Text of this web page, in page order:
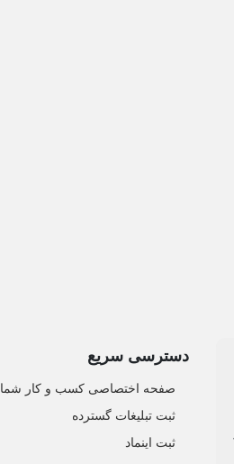
دسترسی سریع
صفحه اختصاصی کسب و کار شما
ثبت تبلیغات گسترده
ثبت اینماد